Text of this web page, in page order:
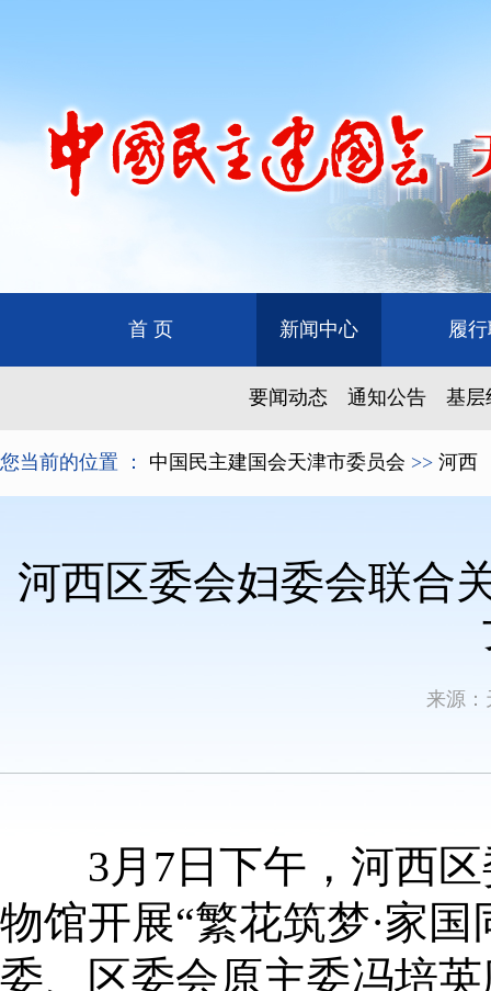
首 页 新闻中心 履
要闻动态 通知公告 基层
您当前的位置 ： 中国民主建国会天津市委员会 >> 河西
河西区委会妇委会联合
来源
3月7日下午，河西区
物馆开展“繁花筑梦·家
委、区委会原主委冯培